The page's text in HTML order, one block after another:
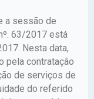
a sessão de
63/2017 está
Nesta data,
pela contratação
de serviços de
do referido